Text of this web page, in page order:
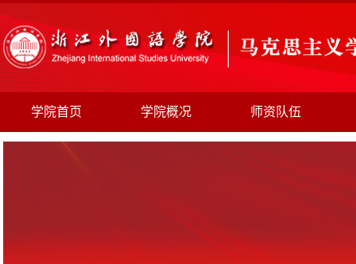
学院首页 学院概况 师资队伍